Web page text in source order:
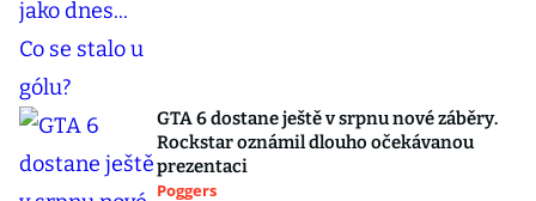
GTA 6 dostane ještě v srpnu nové záběry.
Rockstar oznámil dlouho očekávanou
prezentaci
Poggers